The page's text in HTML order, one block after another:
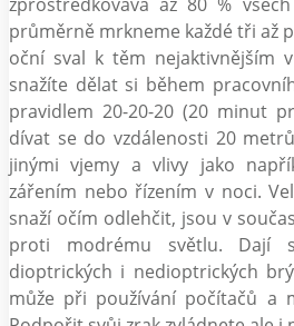
průměrně mrkneme každé tři až
oční sval k těm nejaktivnějším
snažíte dělat si během
pravidlem 20-20-20 (20 minut
dívat se do vzdálenosti 20
jinými vjemy a vlivy jako
zářením nebo řízením v noci.
snaží očím odlehčit, jsou v
proti modrému světlu. Dají
dioptrických i nedioptrických
může při používání počítačů a